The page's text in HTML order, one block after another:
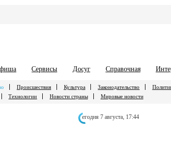
Сервисы Досуг Справочная
Происшествия Культура Законодательство
Технологии Новости страны Мировые новости
егодня 7 августа, 17:44